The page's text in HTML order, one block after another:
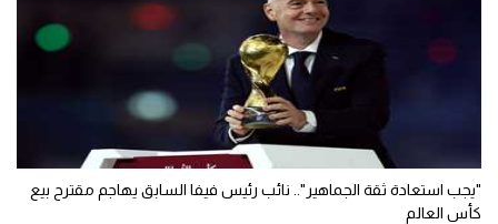
"يجب استعادة ثقة الجماهير".. نائب رئيس فيفا السابق يهاجم مقترح بيع
كأس العالم